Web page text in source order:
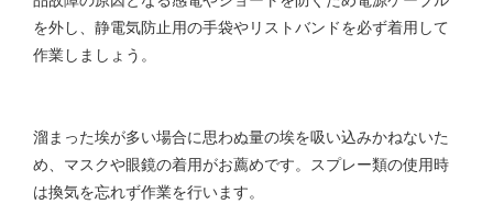
を外し、静電気防止用の手袋やリストバンドを必ず着用して
作業しましょう。
溜まった埃が多い場合に思わぬ量の埃を吸い込みかねないた
め、マスクや眼鏡の着用がお薦めです。スプレー類の使用時
は換気を忘れず作業を行います。